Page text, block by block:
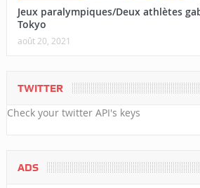
Jeux paralympiques/Deux athlètes
Tokyo
août 20, 2021
TWITTER
Check your twitter API's keys
ADS